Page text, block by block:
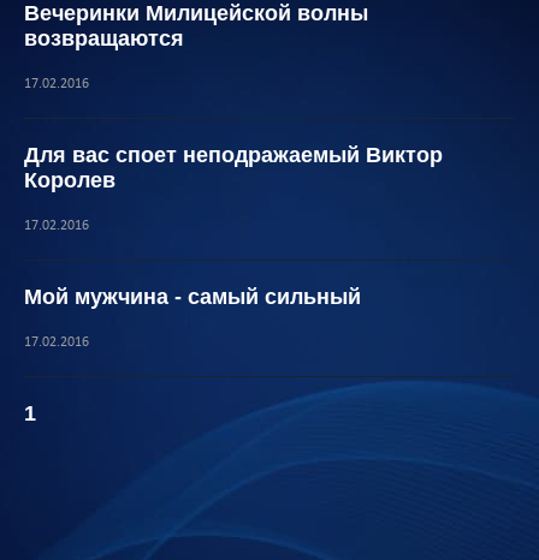
Вечеринки Милицейской волны
возвращаются
17.02.2016
Для вас споет неподражаемый Виктор
Королев
17.02.2016
Мой мужчина - самый сильный
17.02.2016
1